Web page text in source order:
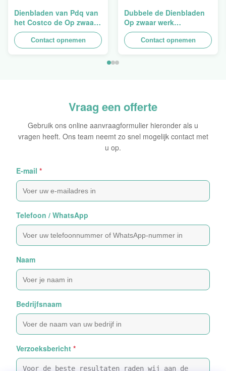
Dienbladen van Pdq van
het Costco de Op zwaar
werk berekende
Stapelbare Ontwerp aan
het Verkopen van
Contact opnemen
Dubbele de Dienbladen
Op zwaar werk
berekende
Opeenstapeling van het
Muurkarton PDQ voor het
Contact opnemen
Vraag een offerte
Gebruik ons online aanvraagformulier hieronder als u
vragen heeft. Ons team neemt zo snel mogelijk contact met
u op.
E-mail *
Telefoon / WhatsApp
Naam
Bedrijfsnaam
Verzoeksbericht *